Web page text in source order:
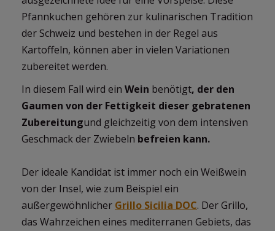
Pfannkuchen gehören zur kulinarischen Tradition
der Schweiz und bestehen in der Regel aus
Kartoffeln, können aber in vielen Variationen
zubereitet werden.
In diesem Fall wird ein Wein benötigt, der den
Gaumen von der Fettigkeit dieser gebratenen
Zubereitungund gleichzeitig von dem intensiven
Geschmack der Zwiebeln befreien kann.
Der ideale Kandidat ist immer noch ein Weißwein
von der Insel, wie zum Beispiel ein
außergewöhnlicher Grillo Sicilia DOC. Der Grillo,
das Wahrzeichen eines mediterranen Gebiets, das